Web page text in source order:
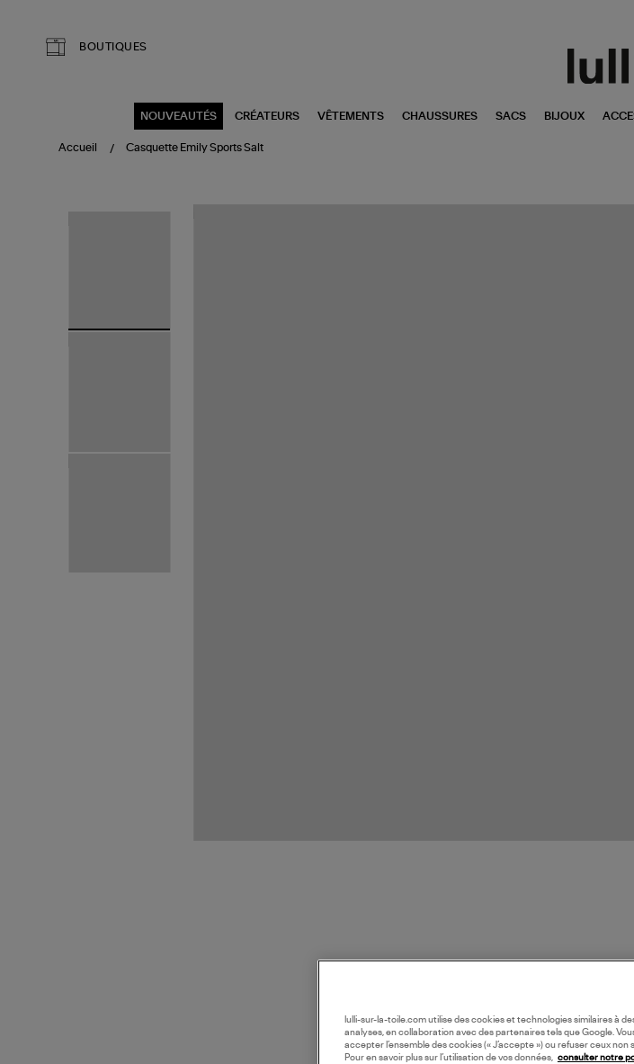
BOUTIQUES
NOUVEAUTÉS CRÉATEURS VÊTEMENTS CHAUSSURES SACS BIJOUX
Accueil Casquette Emily Sports Salt
lulli-sur-la-toile.com utilise des cookies et technologies similaires à
analyses, en collaboration avec des partenaires tels que Google.
accepter l’ensemble des cookies (« J’accepte ») ou refuser ceux
Pour en savoir plus sur l’utilisation de vos données,
consulter notre